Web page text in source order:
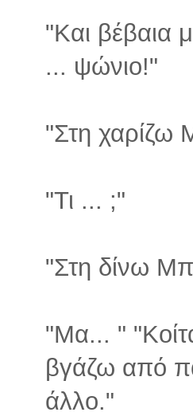
"Και βέβαια
... ψώνιο!"
"Στη χαρίζω
"Τι ... ;"
"Στη δίνω
"Μα... "
βγάζω από
άλλο."